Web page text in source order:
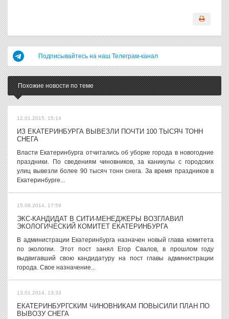
Подписывайтесь на наш Телеграм-канал
Похожие новости по теме
12.01.2015, 15:14
ИЗ ЕКАТЕРИНБУРГА ВЫВЕЗЛИ ПОЧТИ 100 ТЫСЯЧ ТОНН
СНЕГА
Власти Екатеринбурга отчитались об уборке города в новогодние
праздники. По сведениям чиновников, за каникулы с городских
улиц вывезли более 90 тысяч тонн снега. За время праздников в
Екатеринбурге...
15.08.2014, 17:59
ЭКС-КАНДИДАТ В СИТИ-МЕНЕДЖЕРЫ ВОЗГЛАВИЛ
ЭКОЛОГИЧЕСКИЙ КОМИТЕТ ЕКАТЕРИНБУРГА
В администрации Екатеринбурга назначен новый глава комитета
по экологии. Этот пост занял Егор Свалов, в прошлом году
выдвигавший свою кандидатуру на пост главы администрации
города. Свое назначение...
13.01.2014, 13:33
ЕКАТЕРИНБУРГСКИМ ЧИНОВНИКАМ ПОВЫСИЛИ ПЛАН ПО
ВЫВОЗУ СНЕГА